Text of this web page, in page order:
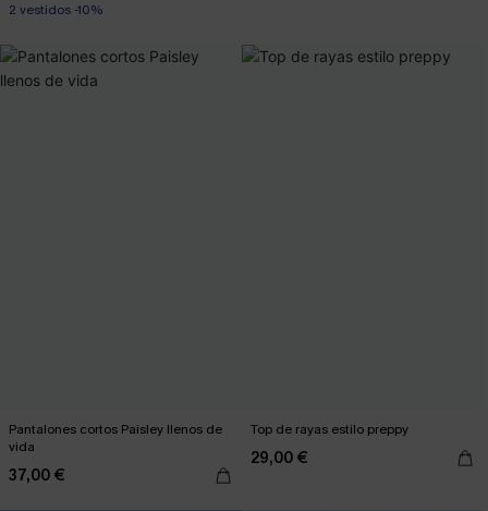
2 vestidos -10%
Pantalones cortos Paisley llenos de
vida
37,00 €
Top de rayas estilo preppy
29,00 €